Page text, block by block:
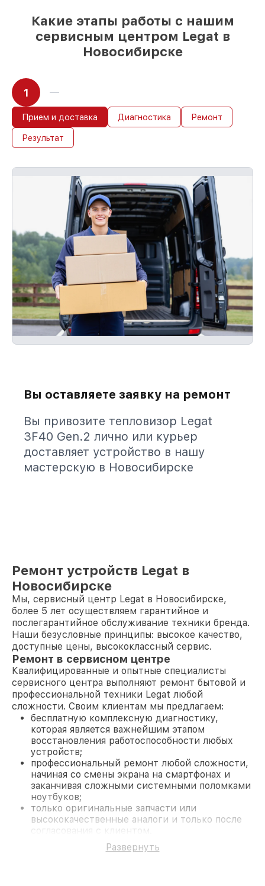
Какие этапы работы с нашим
сервисным центром Legat в
Новосибирске
1
Прием и доставка Диагностика Ремонт
Результат
Вы оставляете заявку на ремонт
Вы привозите тепловизор Legat
3F40 Gen.2 лично или курьер
доставляет устройство в нашу
мастерскую в Новосибирске
Ремонт устройств Legat в
Новосибирске
Мы, сервисный центр Legat в Новосибирске,
более 5 лет осуществляем гарантийное и
послегарантийное обслуживание техники бренда.
Наши безусловные принципы: высокое качество,
доступные цены, высококлассный сервис.
Ремонт в сервисном центре
Квалифицированные и опытные специалисты
сервисного центра выполняют ремонт бытовой и
профессиональной техники Legat любой
сложности. Своим клиентам мы предлагаем:
бесплатную комплексную диагностику,
которая является важнейшим этапом
восстановления работоспособности любых
устройств;
профессиональный ремонт любой сложности,
начиная со смены экрана на смартфонах и
заканчивая сложными системными поломками
ноутбуков;
только оригинальные запчасти или
высококачественные аналоги и только после
согласования с клиентом.
На все работы и замененные комплектующие
предоставляется длительная гарантия. В случае
Развернуть